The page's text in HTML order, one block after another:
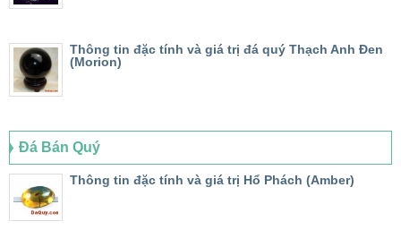
Thông tin đặc tính và giá trị đá quý Thạch Anh Đen
(Morion)
Đá Bán Quý
Thông tin đặc tính và giá trị Hổ Phách (Amber)